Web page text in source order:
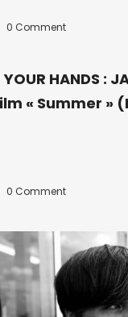
0 Comment
YOUR HANDS :
« Summer »
0 Comment